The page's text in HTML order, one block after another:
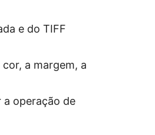
e do TIFF
a margem, a
a operação de